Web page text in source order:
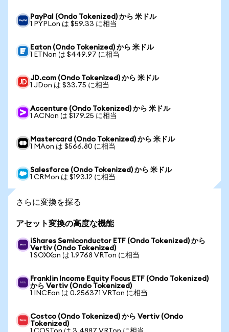
PayPal (Ondo Tokenized) から 米ドル
1 PYPLon は $59.33 に相当
Eaton (Ondo Tokenized) から 米ドル
1 ETNon は $449.97 に相当
JD.com (Ondo Tokenized) から 米ドル
1 JDon は $33.75 に相当
Accenture (Ondo Tokenized) から 米ドル
1 ACNon は $179.25 に相当
Mastercard (Ondo Tokenized) から 米ドル
1 MAon は $566.80 に相当
Salesforce (Ondo Tokenized) から 米ドル
1 CRMon は $193.12 に相当
さらに変換を探る
アセット変換の高度な機能
iShares Semiconductor ETF (Ondo Tokenized) から
Vertiv (Ondo Tokenized)
1 SOXXon は 1.9768 VRTon に相当
Franklin Income Equity Focus ETF (Ondo Tokenized)
から Vertiv (Ondo Tokenized)
1 INCEon は 0.256371 VRTon に相当
Costco (Ondo Tokenized) から Vertiv (Ondo
Tokenized)